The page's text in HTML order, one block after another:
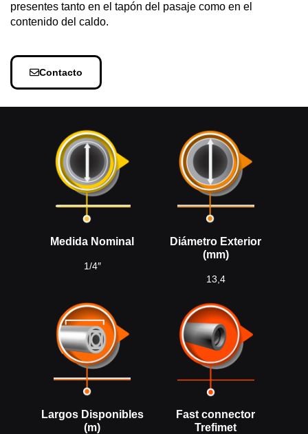
presentes tanto en el tapón del pasaje como en el
contenido del caldo.
Contacto
Medida Nominal
1/4″
Diámetro Exterior
(mm)
13,4
Largos Disponibles
(m)
Fast connector
Trefimet